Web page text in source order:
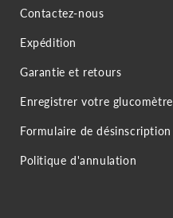
Contactez-nous
Expédition
Garantie et retours
Enregistrer votre glucomètre
Formulaire de désinscription
Politique d'annulation